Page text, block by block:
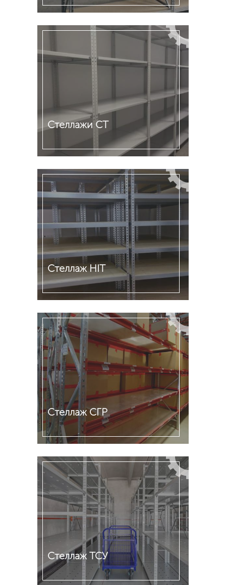
Подробнее
Стеллажи СТ
Подробнее
Стеллаж HIT
Подробнее
Стеллаж СГР
Подробнее
Стеллаж ТСУ